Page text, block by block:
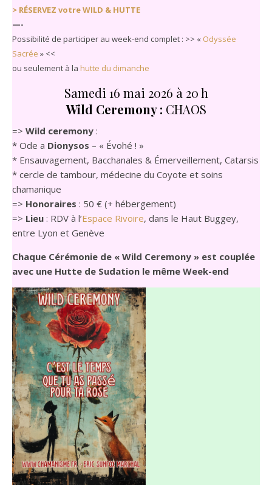
> RÉSERVEZ votre WILD & HUTTE
—-
Possibilité de participer au week-end complet : >> « Odyssée
Sacrée » <<
ou seulement à la hutte du dimanche
Samedi 16 mai 2026 à 20 h
Wild Ceremony : CHAOS
=> Wild ceremony :
* Ode a Dionysos – « Évohé ! »
* Ensauvagement, Bacchanales & Émerveillement, Catarsis
* cercle de tambour, médecine du Coyote et soins
chamanique
=> Honoraires : 50 € (+ hébergement)
=> Lieu : RDV à l’Espace Rivoire, dans le Haut Buggey,
entre Lyon et Genève
Chaque Cérémonie de « Wild Ceremony » est couplée
avec une Hutte de Sudation le même Week-end